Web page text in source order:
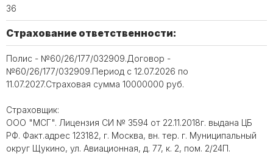
36
Страхование ответственности:
Полис - №60/26/177/032909.Договор -
№60/26/177/032909.Период с 12.07.2026 по
11.07.2027.Страховая сумма 10000000 руб.
Страховщик:
ООО "МСГ". Лицензия СИ № 3594 от 22.11.2018г. выдана ЦБ
РФ. Факт.адрес 123182, г. Москва, вн. тер. г. Муниципальный
округ Щукино, ул. Авиационная, д. 77, к. 2, пом. 2/24П.